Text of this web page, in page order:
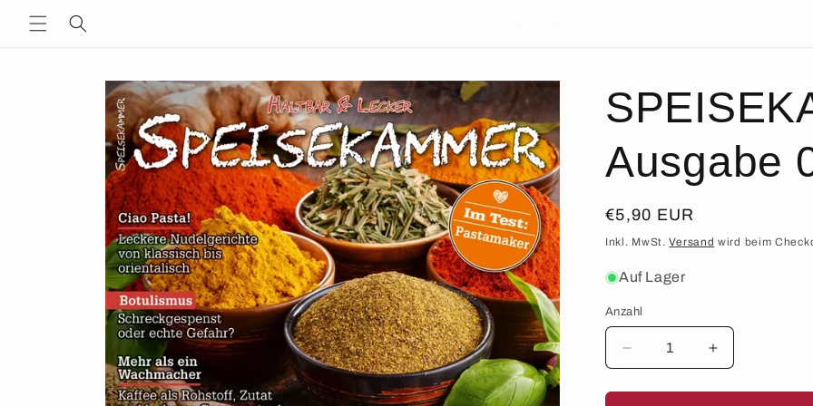
zum
Inhalt
Zu
Produktinformationen
springen
Ausgabe
Normaler
Preis
€5,90 EUR
Inkl. MwSt.Versand wird beim
Auf Lager
Anzahl
Anzahl
Verringere
die
Menge
Erhöhe
die
Menge